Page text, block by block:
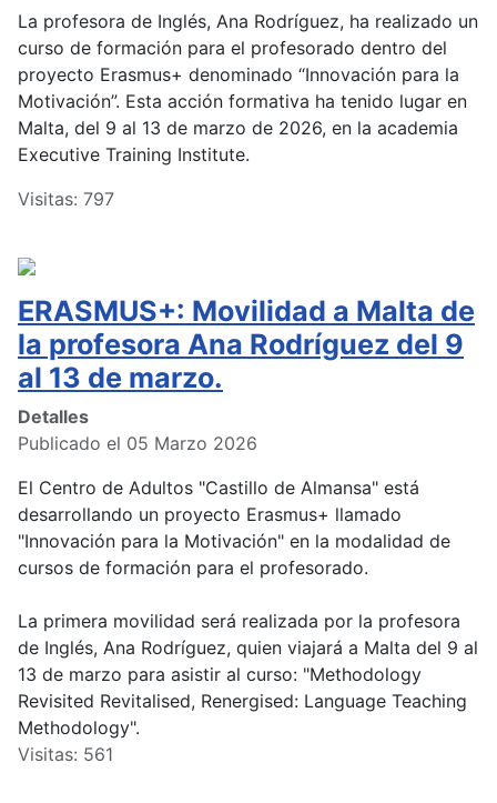
La profesora de Inglés, Ana Rodríguez, ha realizado un
curso de formación para el profesorado dentro del
proyecto Erasmus+ denominado “Innovación para la
Motivación”. Esta acción formativa ha tenido lugar en
Malta, del 9 al 13 de marzo de 2026, en la academia
Executive Training Institute.
Visitas: 797
ERASMUS+: Movilidad a Malta de
la profesora Ana Rodríguez del 9
al 13 de marzo.
Detalles
Publicado el 05 Marzo 2026
El Centro de Adultos "Castillo de Almansa" está
desarrollando un proyecto Erasmus+ llamado
"Innovación para la Motivación" en la modalidad de
cursos de formación para el profesorado.
La primera movilidad será realizada por la profesora
de Inglés, Ana Rodríguez, quien viajará a Malta del 9 al
13 de marzo para asistir al curso: "Methodology
Revisited Revitalised, Renergised: Language Teaching
Methodology".
Visitas: 561